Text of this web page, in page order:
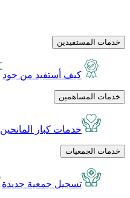
خدمات المستفيدين
كيف أستفيد من جود
خدمات المساهمين
خدمات كبار المانحين
خدمات الجمعيات
تسجيل جمعية جديدة